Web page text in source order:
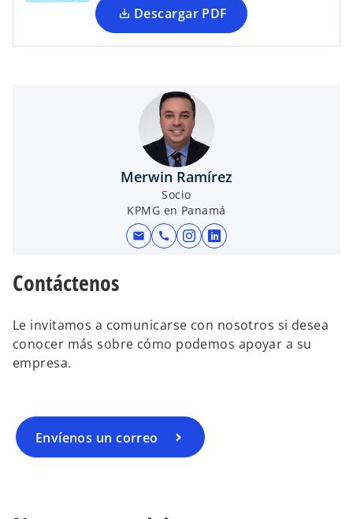
Descargar PDF
e
s
ñ
a
n
u
e
v
a
Merwin Ramírez
Socio
KPMG en Panamá
mail call
s
r
e
n
p
s
r
e
Contáctenos
Le invitamos a comunicarse con nosotros si desea
conocer más sobre cómo podemos apoyar a su
empresa.
Envíenos un correo